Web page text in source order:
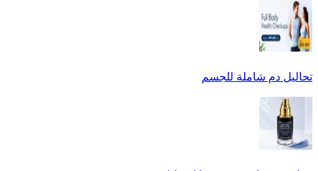
تحاليل دم شاملة للجسم